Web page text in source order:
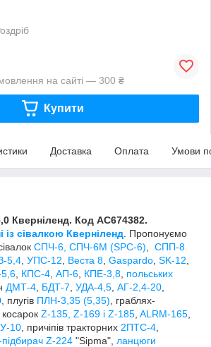
на сайті — 300 ₴
Купити
Доставка Оплата Умови
Кверніленд. Код AC674382.
із сівалкою Кверніленд . Пропонуємо
СПЧ-6, СПЧ-6М (SPС-6)
СПП-8
5,4 УПС-12 Веста 8 Gaspardo SK-12
КПС-4 АП-6 КПЕ-3,8 польських
ДМТ-4 БДТ-7 УДА-4,5 АГ-2,4-20
, плугів ПЛН-3,35 (5,35) , граблях-
, косарок Z-135, Z-169 і Z-185 ALRM-165
10 , причіпів тракторних 2ПТС-4
Z-224 "Sipma", ланцюги